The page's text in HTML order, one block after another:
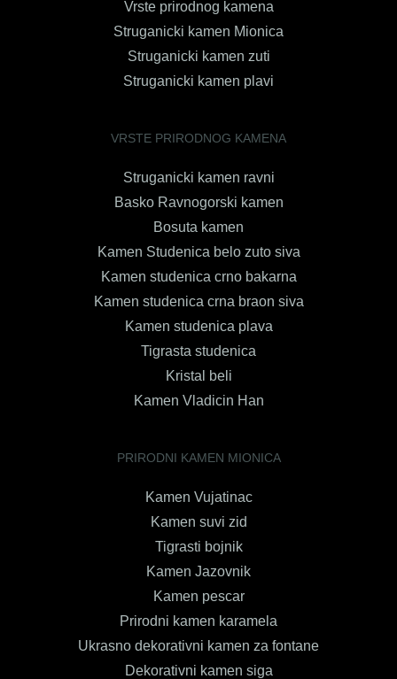
Vrste prirodnog kamena
Struganicki kamen Mionica
Struganicki kamen zuti
Struganicki kamen plavi
VRSTE PRIRODNOG KAMENA
Struganicki kamen ravni
Basko Ravnogorski kamen
Bosuta kamen
Kamen Studenica belo zuto siva
Kamen studenica crno bakarna
Kamen studenica crna braon siva
Kamen studenica plava
Tigrasta studenica
Kristal beli
Kamen Vladicin Han
PRIRODNI KAMEN MIONICA
Kamen Vujatinac
Kamen suvi zid
Tigrasti bojnik
Kamen Jazovnik
Kamen pescar
Prirodni kamen karamela
Ukrasno dekorativni kamen za fontane
Dekorativni kamen siga